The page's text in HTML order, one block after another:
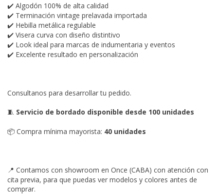
✔️ Algodón 100% de alta calidad
✔️ Terminación vintage prelavada importada
✔️ Hebilla metálica regulable
✔️ Visera curva con diseño distintivo
✔️ Look ideal para marcas de indumentaria y eventos
✔️ Excelente resultado en personalización
Consultanos para desarrollar tu pedido.
🧵 Servicio de bordado disponible desde 100 unidades
📦 Compra mínima mayorista: 40 unidades
📍 Contamos con showroom en Once (CABA) con atención con
cita previa, para que puedas ver modelos y colores antes de
comprar.